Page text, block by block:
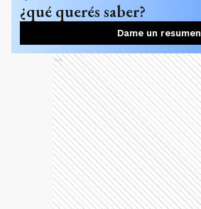
¿qué querés saber?
Dame un resumen
Ads